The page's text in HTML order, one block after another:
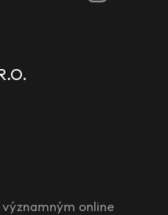
online